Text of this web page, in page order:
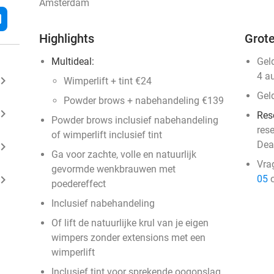
keyboard_arrow_right
keyboard_arrow_right
keyboard_arrow_right
keyboard_arrow_right
Amsterdam
Highlights
Multideal:
Wimperlift + tint €24
Powder brows + nabehandeling €139
Powder brows inclusief nabehandeling
of wimperlift inclusief tint
Ga voor zachte, volle en natuurlijk
gevormde wenkbrauwen met
poedereffect
Inclusief nabehandeling
Of lift de natuurlijke krul van je eigen
wimpers zonder extensions met een
wimperlift
4
05